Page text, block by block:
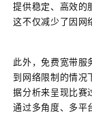
提供稳定、高效的
这不仅减少了因网
此外，免费宽带服
到网络限制的情况
据分析来呈现比赛
通过多角度、多平